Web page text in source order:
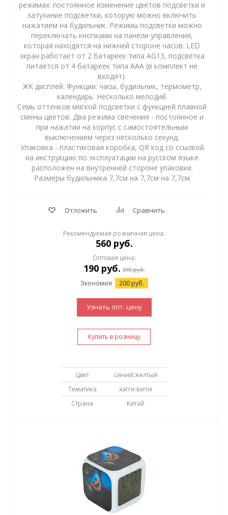
режимах: постоянное изменение цветов подсветки и
затухание подсветки, которую можно включить
нажатием на будильник. Режимы подсветки можно
переключать кнопками на панели управления,
которая находятся на нижней стороне часов. LED
экран работает от 2 батареек типа AG13, подсветка
питается от 4 батареек типа AAA (в комплект не
входят).
ЖК дисплей. Функции: часы, будильник, термометр,
календарь. Несколько мелодий.
Семь оттенков мягкой подсветки с функцией плавной
смены цветов. Два режима свечения - постоянное и
при нажатии на корпус с самостоятельным
выключением через несколько секунд.
Упаковка - пластиковая коробка, QR код со ссылкой
на инструкцию по эксплуатации на русском языке
расположен на внутренней стороне упаковки.
Размеры будильника 7,7см на 7,7см на 7,7см
Отложить Сравнить
Рекомендуемая розничная цена:
560 руб.
Оптовая цена:
190руб. 390руб.
Экономия 200 руб.
Узнать опт. цену
Купить в розницу
Цвет
синий;желтый
Тематика
хагги вагги
Страна
Китай